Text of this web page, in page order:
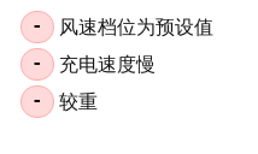
- 风速档位为预设值
- 充电速度慢
- 较重